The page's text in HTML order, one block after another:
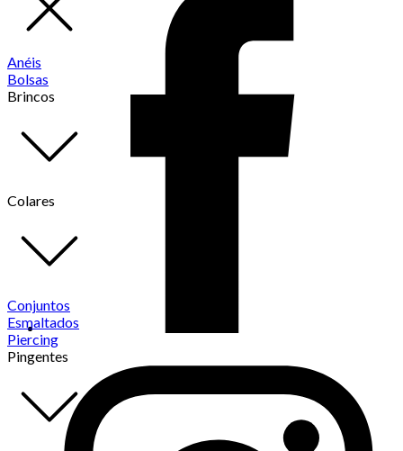
Anéis
Bolsas
Brincos
Colares
Conjuntos
Esmaltados
Piercing
Pingentes